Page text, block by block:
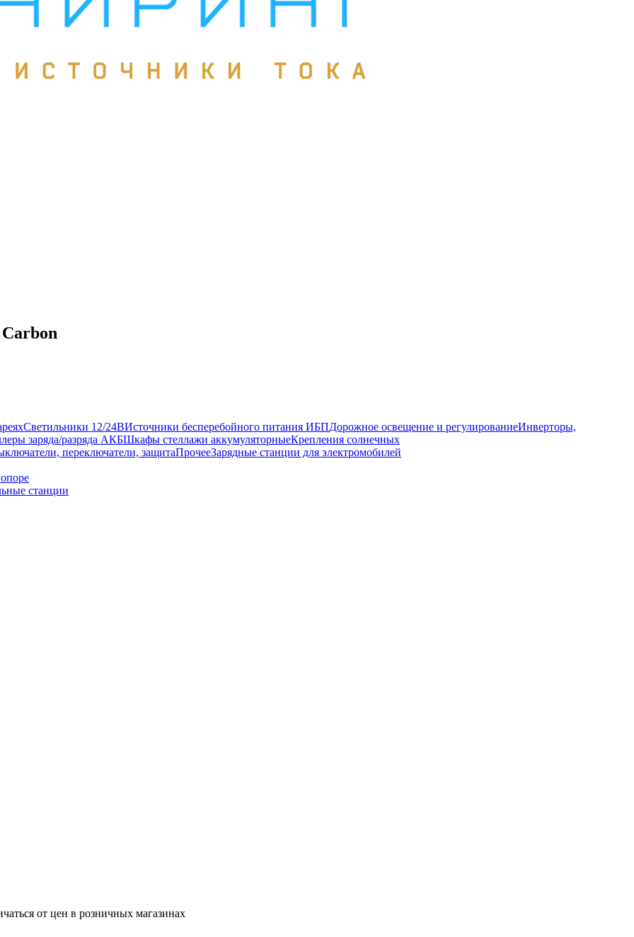
Светильники 12/24ВИсточники бесперебойного питания ИБПДорожное освещение и регулированиеИнверторы,
заряда/разряда АКБШкафы стеллажи аккумуляторныеКрепления солнечных
переключатели, защитаПрочееЗарядные станции для электромобилей
станции
от цен в розничных магазинах